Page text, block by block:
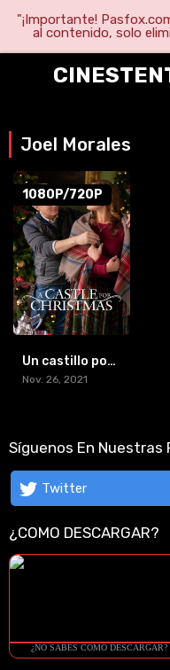
"¡Importante!
al contenido, solo
Joel Morales
1080P/720P
Un castillo por Navidad
Nov. 26, 2021
Síguenos En Nuestras
Twitter
¿COMO DESCARGAR?
¿NO SABES COMO DESCARGAR?